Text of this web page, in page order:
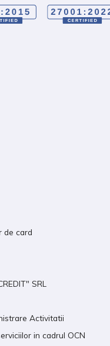
de card
SRL
Activitatii
in cadrul OCN